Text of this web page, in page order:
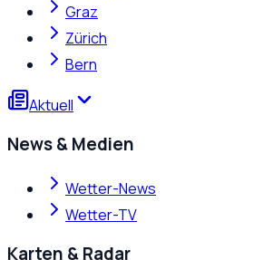
Graz
Zürich
Bern
Aktuell
News & Medien
Wetter-News
Wetter-TV
Karten & Radar